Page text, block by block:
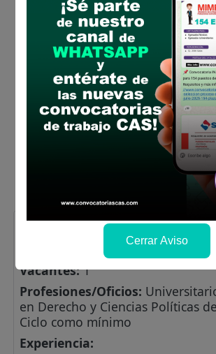
ASISTENTE DE LA OFICINA DE
Vacantes:1
Profesiones/Oficios:
en Derecho y Ciencias Políticas
Ciclo como mínimo
Experiencia:
Cerrar Aviso